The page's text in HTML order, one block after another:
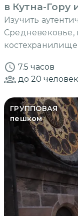
в Кутна-Гору
Изучить
Средневековье,
костехранилище
7.5 часов
до 20 человек
ГРУППОВАЯ
пешком